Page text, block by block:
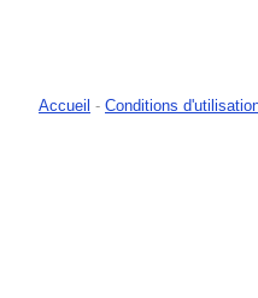
Accueil - Conditions